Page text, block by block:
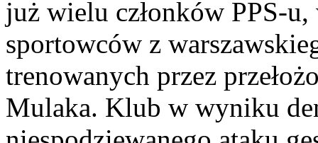
już wielu członków PPS-
sportowców z
trenowanych przez
Mulaka. Klub w wyniku